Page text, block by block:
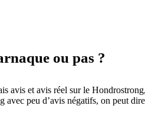
ou pas ?
avis et avis réel sur le
peu d’avis négatifs, on peut